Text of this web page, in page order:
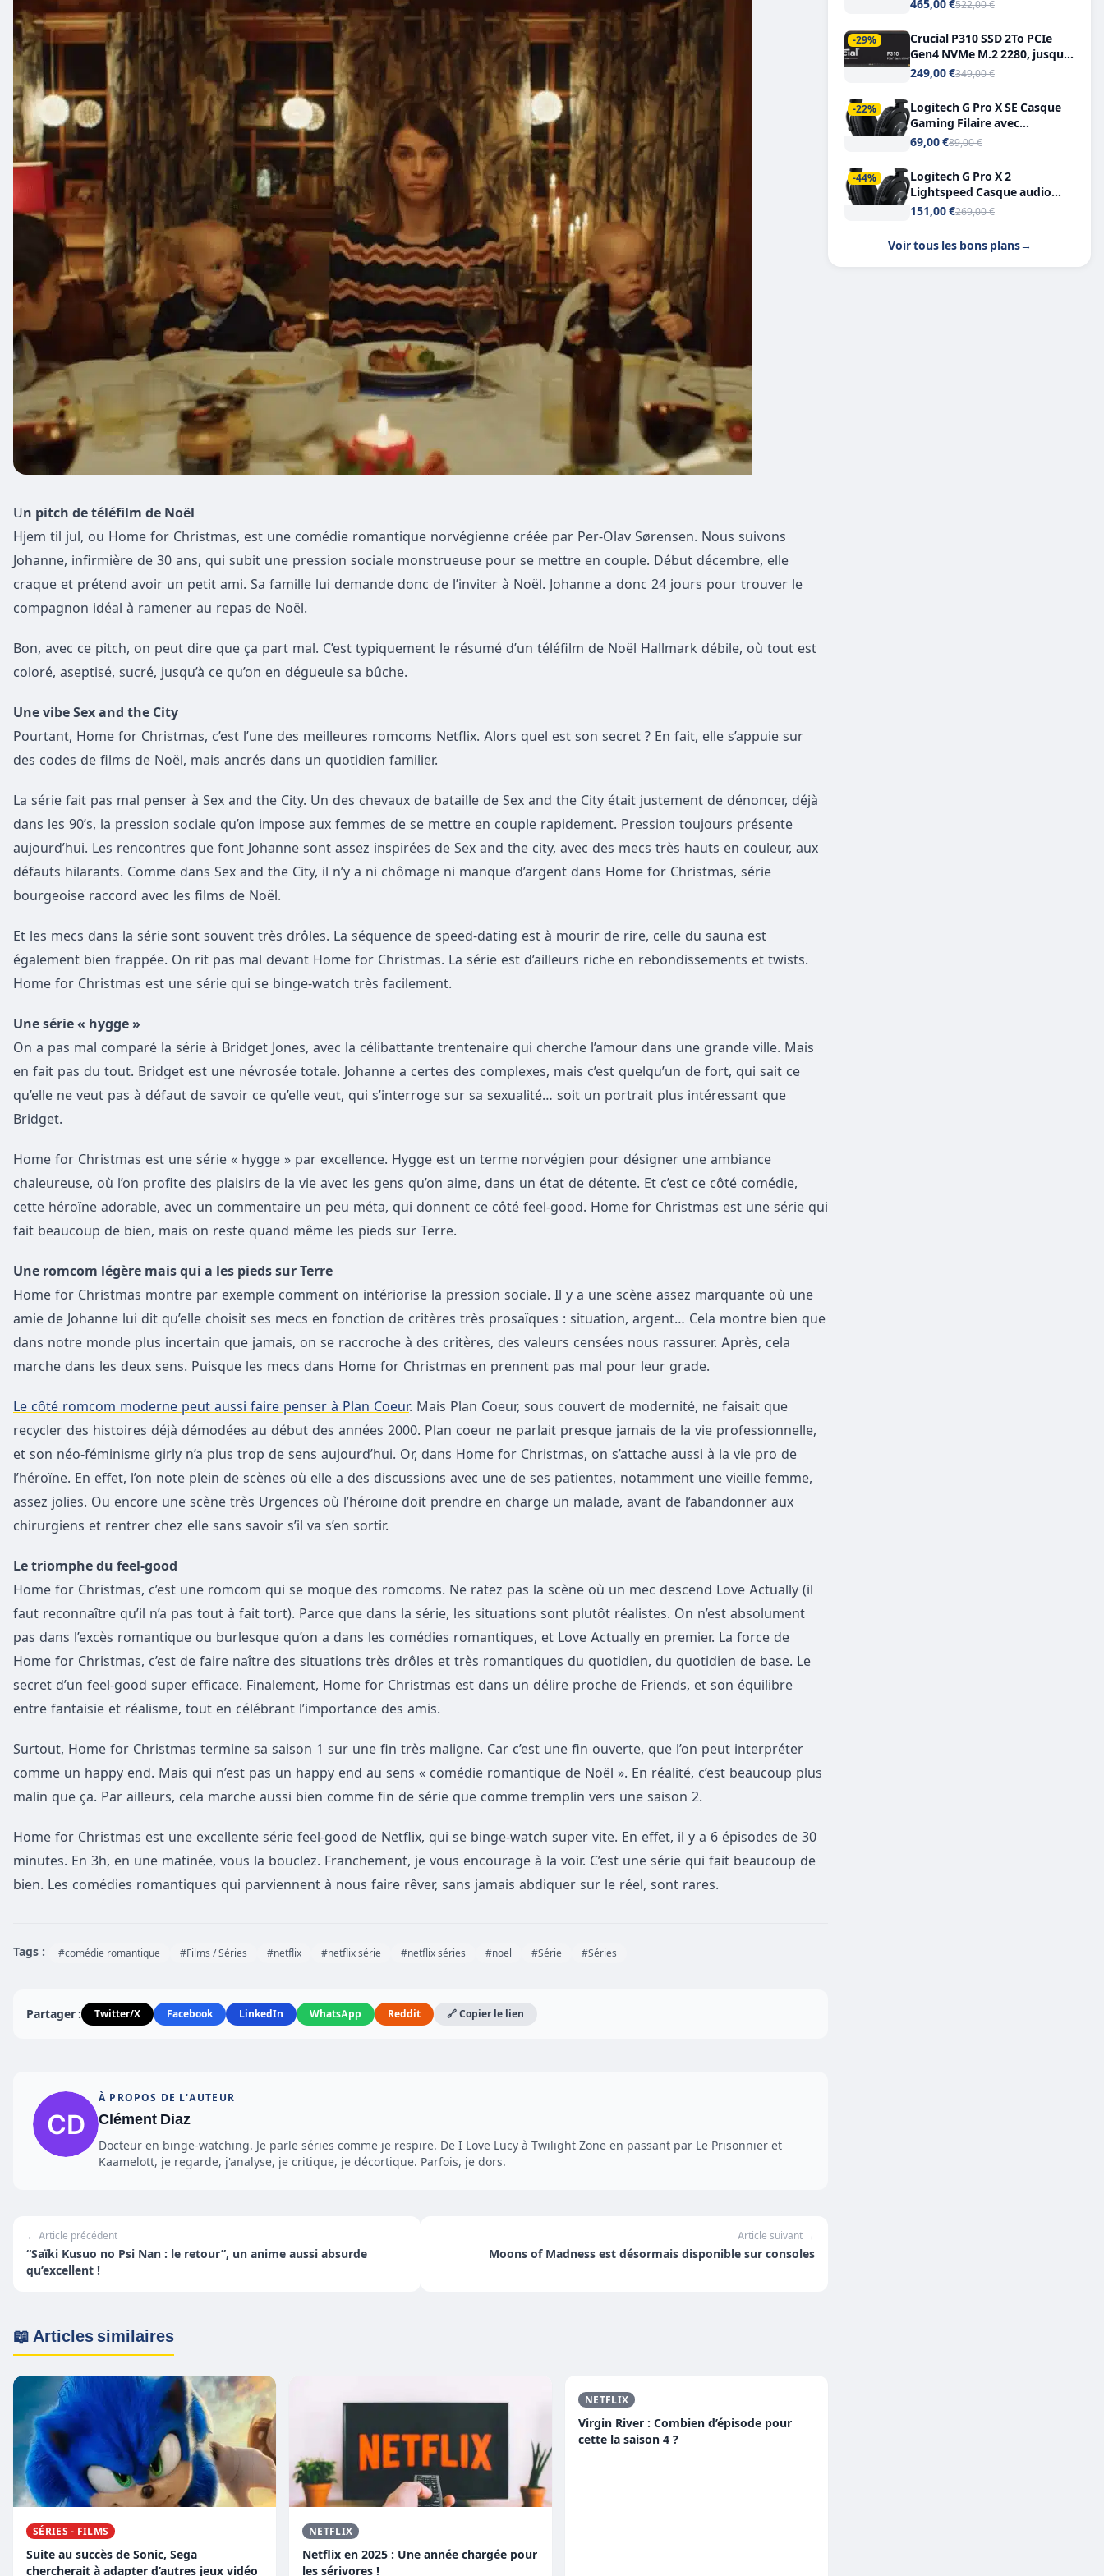
Un pitch de téléfilm de Noël
Hjem til jul, ou Home for Christmas, est une comédie romantique norvégienne créée par Per-Olav Sørensen. Nous suivons
Johanne, infirmière de 30 ans, qui subit une pression sociale monstrueuse pour se mettre en couple. Début décembre, elle
craque et prétend avoir un petit ami. Sa famille lui demande donc de l’inviter à Noël. Johanne a donc 24 jours pour trouver le
compagnon idéal à ramener au repas de Noël.
Bon, avec ce pitch, on peut dire que ça part mal. C’est typiquement le résumé d’un téléfilm de Noël Hallmark débile, où tout est
coloré, aseptisé, sucré, jusqu’à ce qu’on en dégueule sa bûche.
Une vibe Sex and the City
Pourtant, Home for Christmas, c’est l’une des meilleures romcoms Netflix. Alors quel est son secret ? En fait, elle s’appuie sur
des codes de films de Noël, mais ancrés dans un quotidien familier.
La série fait pas mal penser à Sex and the City. Un des chevaux de bataille de Sex and the City était justement de dénoncer, déjà
dans les 90’s, la pression sociale qu’on impose aux femmes de se mettre en couple rapidement. Pression toujours présente
aujourd’hui. Les rencontres que font Johanne sont assez inspirées de Sex and the city, avec des mecs très hauts en couleur, aux
défauts hilarants. Comme dans Sex and the City, il n’y a ni chômage ni manque d’argent dans Home for Christmas, série
bourgeoise raccord avec les films de Noël.
Et les mecs dans la série sont souvent très drôles. La séquence de speed-dating est à mourir de rire, celle du sauna est
également bien frappée. On rit pas mal devant Home for Christmas. La série est d’ailleurs riche en rebondissements et twists.
Home for Christmas est une série qui se binge-watch très facilement.
Une série « hygge »
On a pas mal comparé la série à Bridget Jones, avec la célibattante trentenaire qui cherche l’amour dans une grande ville. Mais
en fait pas du tout. Bridget est une névrosée totale. Johanne a certes des complexes, mais c’est quelqu’un de fort, qui sait ce
qu’elle ne veut pas à défaut de savoir ce qu’elle veut, qui s’interroge sur sa sexualité… soit un portrait plus intéressant que
Bridget.
Home for Christmas est une série « hygge » par excellence. Hygge est un terme norvégien pour désigner une ambiance
chaleureuse, où l’on profite des plaisirs de la vie avec les gens qu’on aime, dans un état de détente. Et c’est ce côté comédie,
cette héroïne adorable, avec un commentaire un peu méta, qui donnent ce côté feel-good. Home for Christmas est une série qui
fait beaucoup de bien, mais on reste quand même les pieds sur Terre.
Une romcom légère mais qui a les pieds sur Terre
Home for Christmas montre par exemple comment on intériorise la pression sociale. Il y a une scène assez marquante où une
amie de Johanne lui dit qu’elle choisit ses mecs en fonction de critères très prosaïques : situation, argent… Cela montre bien que
dans notre monde plus incertain que jamais, on se raccroche à des critères, des valeurs censées nous rassurer. Après, cela
marche dans les deux sens. Puisque les mecs dans Home for Christmas en prennent pas mal pour leur grade.
Le côté romcom moderne peut aussi faire penser à Plan Coeur. Mais Plan Coeur, sous couvert de modernité, ne faisait que
recycler des histoires déjà démodées au début des années 2000. Plan coeur ne parlait presque jamais de la vie professionnelle,
et son néo-féminisme girly n’a plus trop de sens aujourd’hui. Or, dans Home for Christmas, on s’attache aussi à la vie pro de
l’héroïne. En effet, l’on note plein de scènes où elle a des discussions avec une de ses patientes, notamment une vieille femme,
assez jolies. Ou encore une scène très Urgences où l’héroïne doit prendre en charge un malade, avant de l’abandonner aux
chirurgiens et rentrer chez elle sans savoir s’il va s’en sortir.
Le triomphe du feel-good
Home for Christmas, c’est une romcom qui se moque des romcoms. Ne ratez pas la scène où un mec descend Love Actually (il
faut reconnaître qu’il n’a pas tout à fait tort). Parce que dans la série, les situations sont plutôt réalistes. On n’est absolument
pas dans l’excès romantique ou burlesque qu’on a dans les comédies romantiques, et Love Actually en premier. La force de
Home for Christmas, c’est de faire naître des situations très drôles et très romantiques du quotidien, du quotidien de base. Le
secret d’un feel-good super efficace. Finalement, Home for Christmas est dans un délire proche de Friends, et son équilibre
entre fantaisie et réalisme, tout en célébrant l’importance des amis.
Surtout, Home for Christmas termine sa saison 1 sur une fin très maligne. Car c’est une fin ouverte, que l’on peut interpréter
comme un happy end. Mais qui n’est pas un happy end au sens « comédie romantique de Noël ». En réalité, c’est beaucoup plus
malin que ça. Par ailleurs, cela marche aussi bien comme fin de série que comme tremplin vers une saison 2.
Home for Christmas est une excellente série feel-good de Netflix, qui se binge-watch super vite. En effet, il y a 6 épisodes de 30
minutes. En 3h, en une matinée, vous la bouclez. Franchement, je vous encourage à la voir. C’est une série qui fait beaucoup de
bien. Les comédies romantiques qui parviennent à nous faire rêver, sans jamais abdiquer sur le réel, sont rares.
Tags : #comédie romantique #Films / Séries #netflix #netflix série #netflix séries #noel #Série #Séries
Partager : Twitter/X Facebook LinkedIn WhatsApp Reddit 🔗 Copier le lien
À PROPOS DE L'AUTEUR
Clément Diaz
Docteur en binge-watching. Je parle séries comme je respire. De I Love Lucy à Twilight Zone en passant par Le Prisonnier et
Kaamelott, je regarde, j'analyse, je critique, je décortique. Parfois, je dors.
← Article précédent
“Saïki Kusuo no Psi Nan : le retour”, un anime aussi absurde
qu’excellent !
Article suivant →
Moons of Madness est désormais disponible sur consoles
📖 Articles similaires
SÉRIES - FILMS
Suite au succès de Sonic, Sega
chercherait à adapter d’autres jeux vidéo
NETFLIX
Netflix en 2025 : Une année chargée pour
les sérivores !
NETFLIX
Virgin River : Combien d’épisode pour
cette la saison 4 ?
465,00 €522,00 €
-29%
Crucial P310 SSD 2To PCIe
Gen4 NVMe M.2 2280, jusqu’à
7.100 Mo/s
249,00 €349,00 €
-22%
Logitech G Pro X SE Casque
Gaming Filaire avec
Microphone Micro
7.1
69,00 €89,00 €
-44%
Logitech G Pro X 2
Lightspeed Casque audio
bluetooth
151,00 €269,00 €
Voir tous les bons plans→